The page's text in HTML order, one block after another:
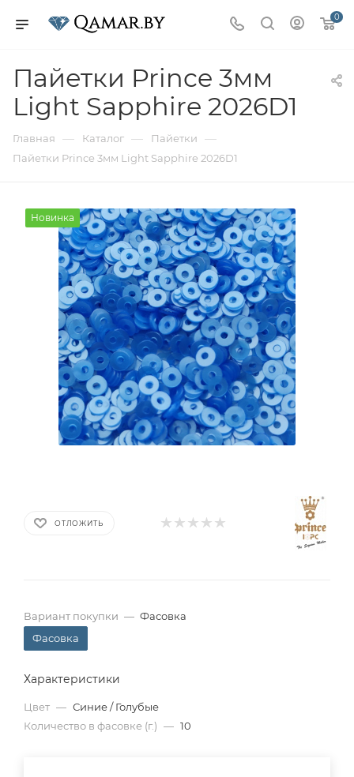
0
Пайетки Prince 3мм
Light Sapphire 2026D1
Главная — Каталог — Пайетки —
Пайетки Prince 3мм Light Sapphire 2026D1
Новинка
ОТЛОЖИТЬ
Вариант покупки — Фасовка
Фасовка
Характеристики
Цвет — Синие / Голубые
Количество в фасовке (г.) — 10